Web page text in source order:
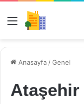
Menü
Anasayfa /Genel
Ataşehir